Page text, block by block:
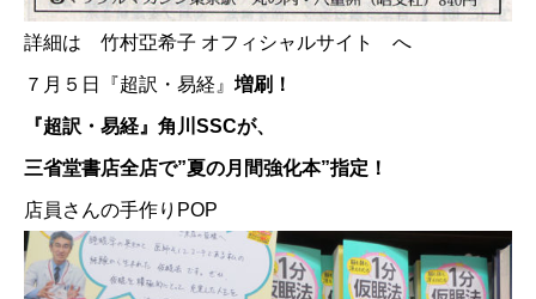
詳細は 竹村亞希子 オフィシャルサイト へ
７月５日『超訳・易経』 増刷！
『超訳・易経』角川SSCが、
三省堂書店全店で”夏の月間強化本”指定！
店員さんの手作りPOP